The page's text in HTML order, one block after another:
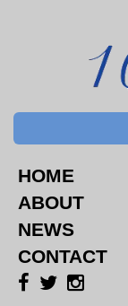
HOME
ABOUT
NEWS
CONTACT